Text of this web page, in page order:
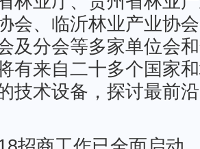
会、临沂林业产业协
及分会等多家单位会
有来自二十多个国家
技术设备，探讨最前